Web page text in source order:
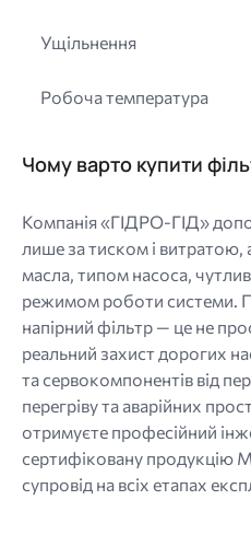
Ущільнення
Робоча температура
Чому варто купити
Компанія «ГІДРО-ГІД»
лише за тиском і витратою,
масла, типом насоса,
режимом роботи системи.
напірний фільтр — це не
реальний захист дорогих
та сервокомпонентів від
перегріву та аварійних
отримуєте професійний
сертифіковану продукцію
супровід на всіх етапах